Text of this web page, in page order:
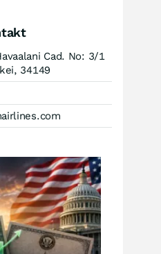
Cad. No: 3/1
34149